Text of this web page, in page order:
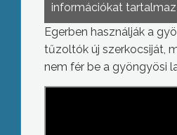
információkat
Egerben használják a
tűzoltók új szerkocsiját,
nem fér be a gyöngyösi